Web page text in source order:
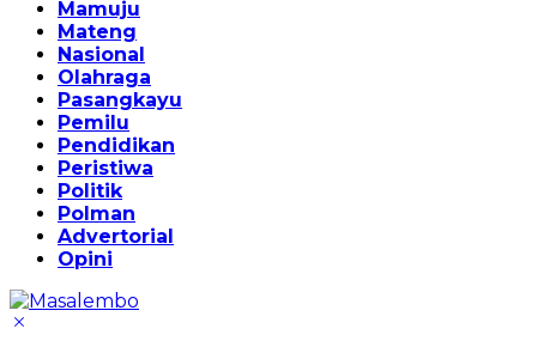
Mamuju
Mateng
Nasional
Olahraga
Pasangkayu
Pemilu
Pendidikan
Peristiwa
Politik
Polman
Advertorial
Opini